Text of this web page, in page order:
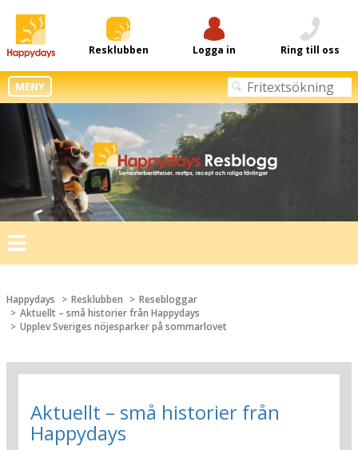
Resklubben Logga in Ring till oss
MENY
Toggle
navigation
Happydays Resklubben
Resebloggar
Aktuellt – små historier från Happydays
Upplev Sveriges nöjesparker på sommarlovet
Aktuellt – små historier från
Happydays